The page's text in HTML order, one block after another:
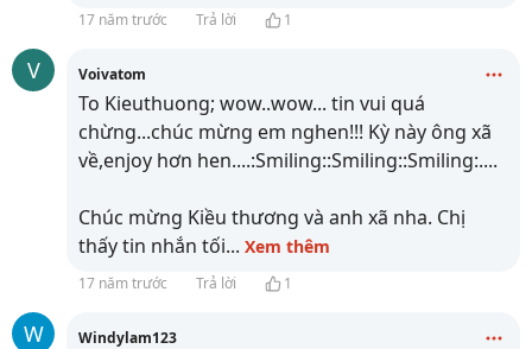
17 năm trước Trả lời 1
V Voivatom
To Kieuthuong; wow..wow... tin vui quá
chừng...chúc mừng em nghen!!! Kỳ này ông xã
về,enjoy hơn hen....:Smiling::Smiling::Smiling:....
Chúc mừng Kiều thương và anh xã nha. Chị
thấy tin nhắn tối... Xem thêm
17 năm trước Trả lời 1
W Windylam123